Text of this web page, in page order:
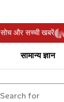
से जुड़ी सोच और
सामान्य ज्ञान